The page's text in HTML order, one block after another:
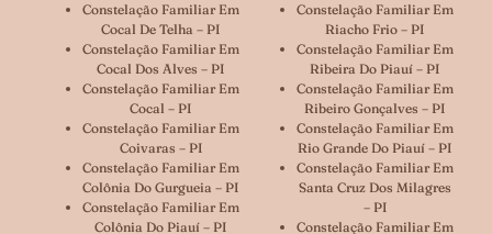
Constelação Familiar Em
Cocal De Telha – PI
Constelação Familiar Em
Cocal Dos Alves – PI
Constelação Familiar Em
Cocal – PI
Constelação Familiar Em
Coivaras – PI
Constelação Familiar Em
Colônia Do Gurgueia – PI
Constelação Familiar Em
Colônia Do Piauí – PI
Constelação Familiar Em
Riacho Frio – PI
Constelação Familiar Em
Ribeira Do Piauí – PI
Constelação Familiar Em
Ribeiro Gonçalves – PI
Constelação Familiar Em
Rio Grande Do Piauí – PI
Constelação Familiar Em
Santa Cruz Dos Milagres
– PI
Constelação Familiar Em